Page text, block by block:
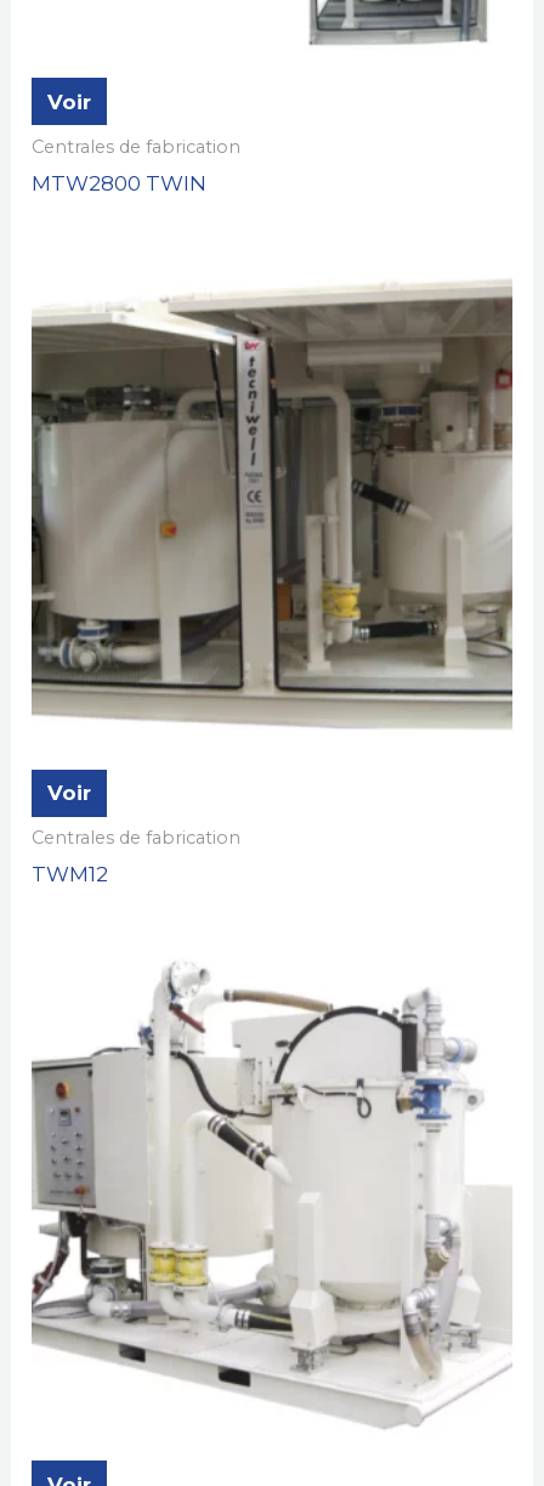
Voir
Centrales de fabrication
MTW2800 TWIN
Voir
Centrales de fabrication
TWM12